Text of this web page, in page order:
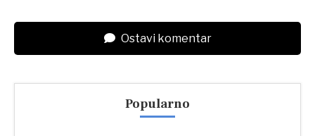
Ostavi komentar
Popularno